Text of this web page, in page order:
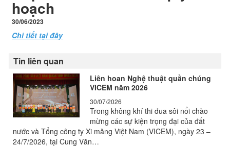
hoạch
30/06/2023
Chi tiết tại đây
Tin liên quan
Liên hoan Nghệ thuật quần chúng
VICEM năm 2026
30/07/2026
Trong không khí thi đua sôi nổi chào
mừng các sự kiện trọng đại của đất
nước và Tổng công ty Xi măng Việt Nam (VICEM), ngày 23 –
24/7/2026, tại Cung Văn…